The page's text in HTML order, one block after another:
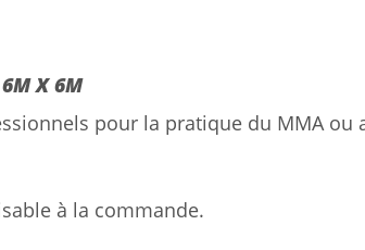
X 6M
pour la pratique du MMA ou
à la commande.